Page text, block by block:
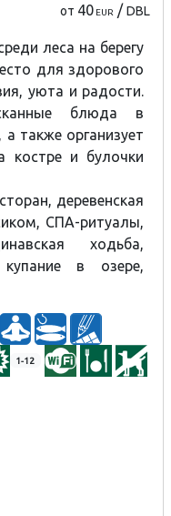
от 40 EUR /DBL
леса на берегу
для здорового
уюта и радости.
блюда в
также организует
костре и булочки
деревенская
СПА-ритуалы,
ходьба,
в озере,
1-12